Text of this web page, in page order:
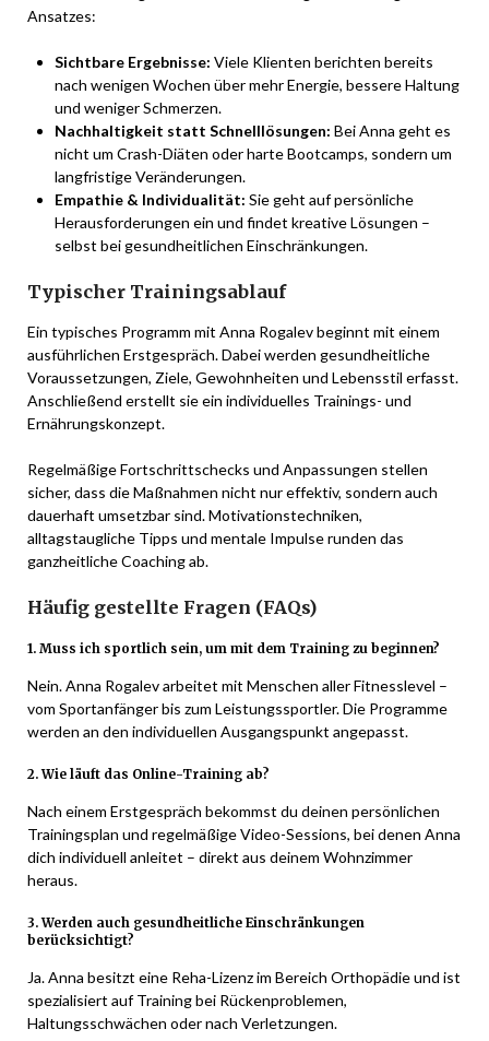
Ansatzes:
Sichtbare Ergebnisse: Viele Klienten berichten bereits
nach wenigen Wochen über mehr Energie, bessere Haltung
und weniger Schmerzen.
Nachhaltigkeit statt Schnelllösungen: Bei Anna geht es
nicht um Crash-Diäten oder harte Bootcamps, sondern um
langfristige Veränderungen.
Empathie & Individualität: Sie geht auf persönliche
Herausforderungen ein und findet kreative Lösungen –
selbst bei gesundheitlichen Einschränkungen.
Typischer Trainingsablauf
Ein typisches Programm mit Anna Rogalev beginnt mit einem
ausführlichen Erstgespräch. Dabei werden gesundheitliche
Voraussetzungen, Ziele, Gewohnheiten und Lebensstil erfasst.
Anschließend erstellt sie ein individuelles Trainings- und
Ernährungskonzept.
Regelmäßige Fortschrittschecks und Anpassungen stellen
sicher, dass die Maßnahmen nicht nur effektiv, sondern auch
dauerhaft umsetzbar sind. Motivationstechniken,
alltagstaugliche Tipps und mentale Impulse runden das
ganzheitliche Coaching ab.
Häufig gestellte Fragen (FAQs)
1. Muss ich sportlich sein, um mit dem Training zu beginnen?
Nein. Anna Rogalev arbeitet mit Menschen aller Fitnesslevel –
vom Sportanfänger bis zum Leistungssportler. Die Programme
werden an den individuellen Ausgangspunkt angepasst.
2. Wie läuft das Online-Training ab?
Nach einem Erstgespräch bekommst du deinen persönlichen
Trainingsplan und regelmäßige Video-Sessions, bei denen Anna
dich individuell anleitet – direkt aus deinem Wohnzimmer
heraus.
3. Werden auch gesundheitliche Einschränkungen
berücksichtigt?
Ja. Anna besitzt eine Reha-Lizenz im Bereich Orthopädie und ist
spezialisiert auf Training bei Rückenproblemen,
Haltungsschwächen oder nach Verletzungen.